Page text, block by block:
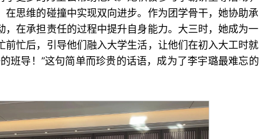
在思维的碰撞中实现双向进步。作为团学骨干，她协助承
，在承担责任的过程中提升自身能力。大三时，她成为一
前忙后，引导他们融入大学生活，让他们在初入大工时就
班导！”这句简单而珍贵的话语，成为了李宇璐最难忘的